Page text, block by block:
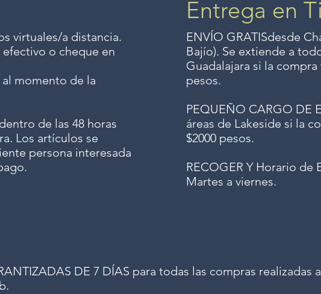
virtuales/a distancia.
o cheque en
momento de la
de las 48 horas
Los artículos se
persona interesada
Entrega en
ENVÍO GRATISdesde
Bajío). Se extiende a
Guadalajara si la
pesos.
PEQUEÑO CARGO DE
áreas de Lakeside si la
$2000 pesos.
RECOGER Y Horario de
Martes a viernes.
DE 7 DÍAS para todas las compras realizadas a